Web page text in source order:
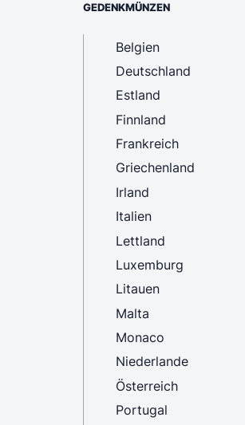
GEDENKMÜNZEN
Belgien
Deutschland
Estland
Finnland
Frankreich
Griechenland
Irland
Italien
Lettland
Luxemburg
Litauen
Malta
Monaco
Niederlande
Österreich
Portugal